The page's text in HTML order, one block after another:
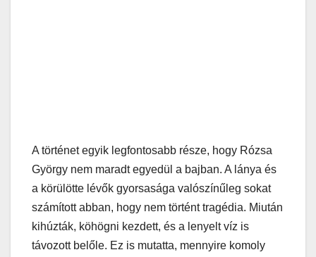
A történet egyik legfontosabb része, hogy Rózsa
György nem maradt egyedül a bajban. A lánya és
a körülötte lévők gyorsasága valószínűleg sokat
számított abban, hogy nem történt tragédia. Miután
kihúzták, köhögni kezdett, és a lenyelt víz is
távozott belőle. Ez is mutatta, mennyire komoly